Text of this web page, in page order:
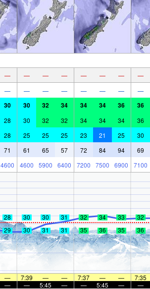
— — — — — — — —
— — — — — — — —
30 30 32 34 34 34 36 36
28 30 32 32 34 34 34 36
28 25 25 25 23 21 25 30
71 61 65 57 72 84 94 69
4600 4600 5900 6400 7200 7500 6900 7100
28 30 30 31 32 34 33 32
29 30 31 31 35 36 35 36
— 7:39 — — 7:37 — — 7:35
— — 5:45 — — 5:45 — —